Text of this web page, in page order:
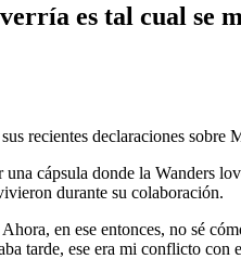
es tal cual se
recientes declaraciones
cápsula donde la Wanders
durante su colaboración.
en ese entonces, no sé
tarde, ese era mi conflicto con